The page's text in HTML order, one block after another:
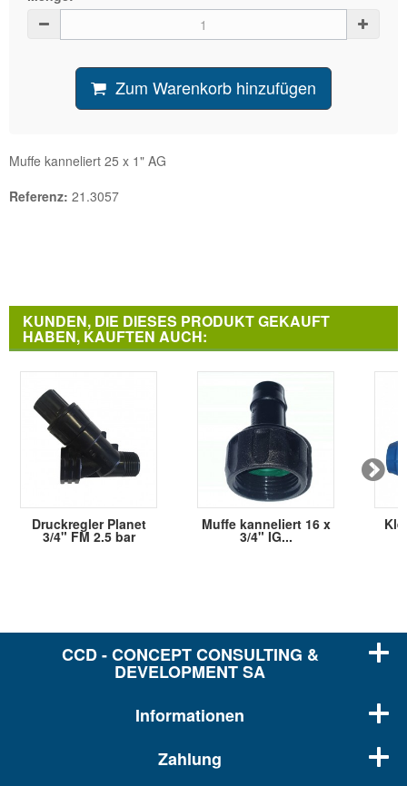
Zum Warenkorb hinzufügen
Muffe kanneliert 25 x 1" AG
Referenz: 21.3057
KUNDEN, DIE DIESES PRODUKT GEKAUFT
HABEN, KAUFTEN AUCH:
Druckregler Planet
3/4" FM 2.5 bar
Muffe kanneliert 16 x
3/4" IG...
CCD - CONCEPT CONSULTING &
DEVELOPMENT SA
Informationen
Zahlung